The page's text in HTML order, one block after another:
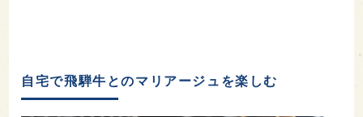
自宅で飛騨牛とのマリアージュを楽しむ